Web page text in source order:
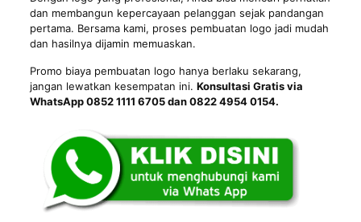
dan membangun kepercayaan pelanggan sejak pandangan
pertama. Bersama kami, proses pembuatan logo jadi mudah
dan hasilnya dijamin memuaskan.
Promo biaya pembuatan logo hanya berlaku sekarang,
jangan lewatkan kesempatan ini. Konsultasi Gratis via
WhatsApp 0852 1111 6705 dan 0822 4954 0154.